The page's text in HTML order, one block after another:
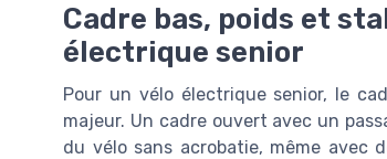
Cadre bas, poids et
électrique senior
Pour un vélo électrique senior, le
majeur. Un cadre ouvert avec un
du vélo sans acrobatie, même avec